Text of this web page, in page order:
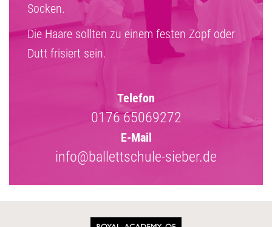
Socken.
Die Haare sollten zu einem festen Zopf oder
Dutt frisiert sein.
Telefon
0176 65069272
E-Mail
info@ballettschule-sieber.de